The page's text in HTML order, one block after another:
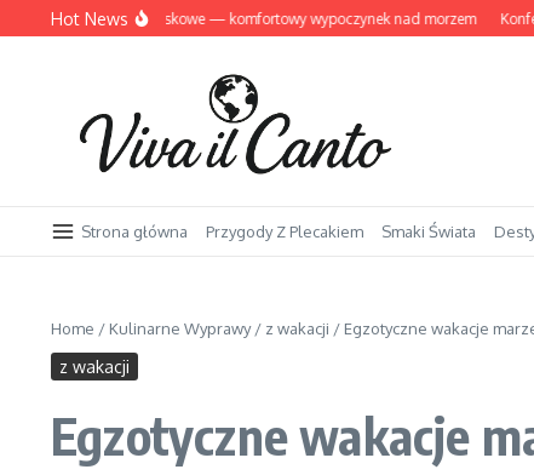
Przejdź do treści
Hot News
domki letniskowe — komfortowy wypoczynek nad morzem Konferencje
Strona główna Przygody Z Plecakiem Smaki Świata
Home / Kulinarne Wyprawy/ z wakacji / Egzotyczne wakacje
z wakacji
Egzotyczne wakacje